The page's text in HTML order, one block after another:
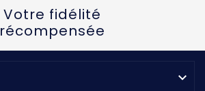
Votre fidélité
récompensée
